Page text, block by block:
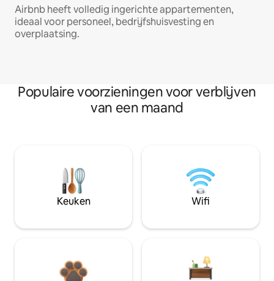
Airbnb heeft volledig ingerichte appartementen,
ideaal voor personeel, bedrijfshuisvesting en
overplaatsing.
Populaire voorzieningen voor verblijven
van een maand
Keuken Wifi